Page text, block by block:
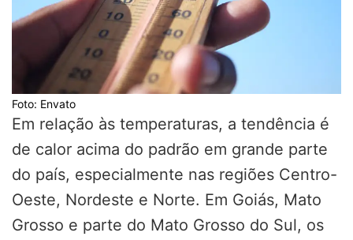
Foto: Envato
Em relação às temperaturas, a tendência é
de calor acima do padrão em grande parte
do país, especialmente nas regiões Centro-
Oeste, Nordeste e Norte. Em Goiás, Mato
Grosso e parte do Mato Grosso do Sul, os